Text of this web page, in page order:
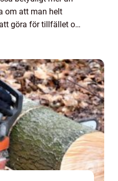
om att man helt
göra för tillfället och